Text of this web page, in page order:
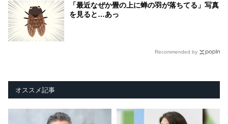
「最近なぜか畳の上に蝉の羽が落ちてる」写真
を見ると…あっ
Recommended by
オススメ記事